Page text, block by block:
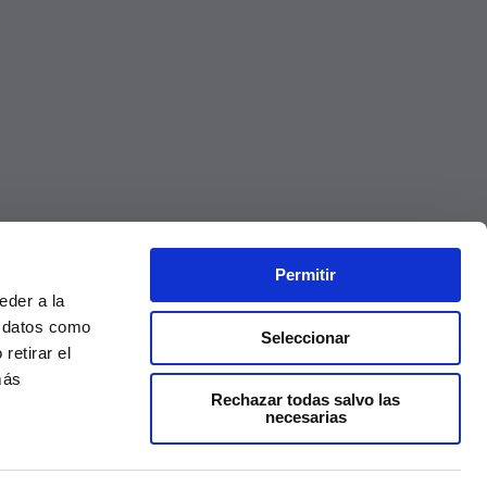
a la
como
retirar el
Permitir
Seleccionar
Rechazar todas salvo las
necesarias